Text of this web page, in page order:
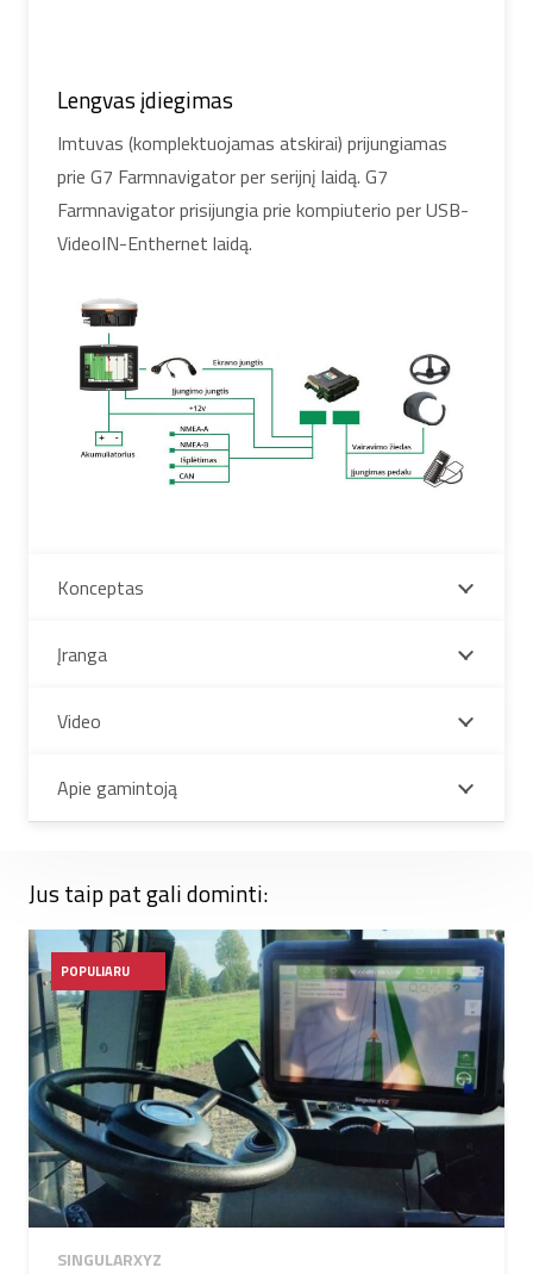
Lengvas įdiegimas
Imtuvas (komplektuojamas atskirai) prijungiamas
prie G7 Farmnavigator per serijnį laidą. G7
Farmnavigator prisijungia prie kompiuterio per USB-
VideoIN-Enthernet laidą.
Konceptas
Įranga
Video
Apie gamintoją
Jus taip pat gali dominti:
POPULIARU
SINGULARXYZ